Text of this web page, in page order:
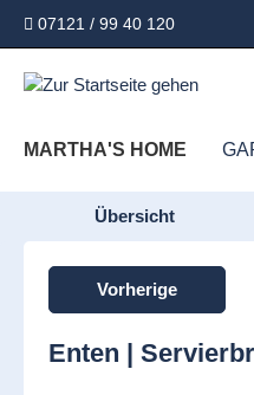
Zur
07121 / 99 40 120
MARTHA'S HOME
Übersicht
Vorherige
Enten |